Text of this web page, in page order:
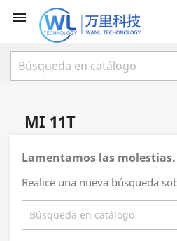

MI 11T
Lamentamos las molestias.
Realice una nueva búsqueda